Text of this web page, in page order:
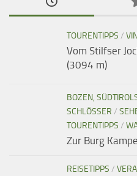
TOURENTIPPS /
Vom Stilfser
(3094 m)
BOZEN,
SCHLÖSSER /
TOURENTIPPS /
Zur Burg
REISETIPPS /